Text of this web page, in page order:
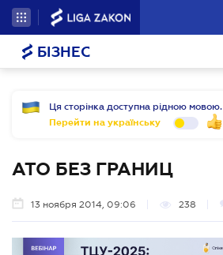
БІЗНЕС
Ця сторінка доступна рідною мовою.
Перейти на українську
АТО БЕЗ ГРАНИЦ
13 ноября 2014, 09:06 238